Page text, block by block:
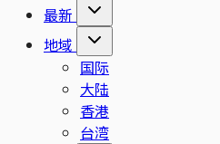
最新
地域
国际
大陆
香港
台湾